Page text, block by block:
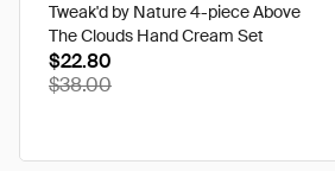
Tweak'd by Nature 4-piece Above
The Clouds Hand Cream Set
$22.80
$38.00